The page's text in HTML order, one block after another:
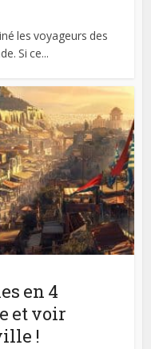
les voyageurs des
Si ce...
en 4
et voir
!